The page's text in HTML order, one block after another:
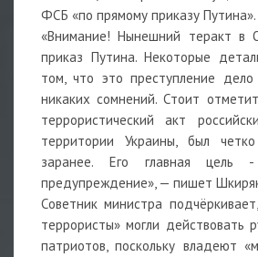
ФСБ «по прямому приказу Путина».
«Внимание! Нынешний теракт в
приказ Путина. Некоторые
том, что это преступление
никаких сомнений. Стоит
террористический акт
территории Украины, был
заранее. Его главная цель
предупреждение», — пишет
Советник министра
террористы» могли действовать
патриотов, поскольку владеют